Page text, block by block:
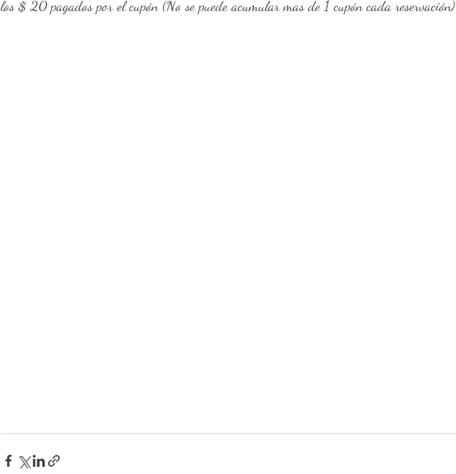
los $ 20 pagados por el cupón (No se puede acumular mas de 1 cupón cada reservación)